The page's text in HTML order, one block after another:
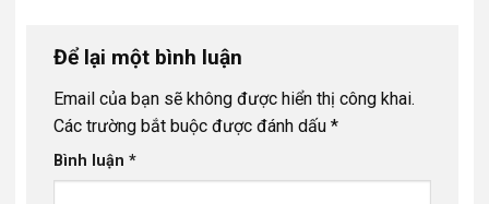
Để lại một bình luận
Email của bạn sẽ không được hiển thị công khai.
Các trường bắt buộc được đánh dấu *
Bình luận *